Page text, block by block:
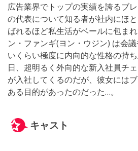
広告業界でトップの実績を誇るブ
の代表について知る者が社内にほ
ばれるほど私生活がベールに包ま
ン・ファンギ(ヨン・ウジン) は会
いくらい極度に内向的な性格の持
日、超明るく外向的な新入社員チ
が入社してくるのだが、彼女には
ある目的があったのだった…。
キャスト